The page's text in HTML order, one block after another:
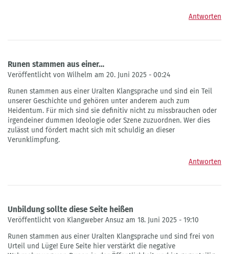
Antworten
Runen stammen aus einer…
Veröffentlicht von Wilhelm am 20. Juni 2025 - 00:24
Runen stammen aus einer Uralten Klangsprache und sind ein Teil
unserer Geschichte und gehören unter anderem auch zum
Heidentum. Für mich sind sie definitiv nicht zu missbrauchen oder
irgendeiner dummen Ideologie oder Szene zuzuordnen. Wer dies
zulässt und fördert macht sich mit schuldig an dieser
Verunklimpfung.
Antworten
Unbildung sollte diese Seite heißen
Veröffentlicht von Klangweber Ansuz am 18. Juni 2025 - 19:10
Runen stammen aus einer Uralten Klangsprache und sind frei von
Urteil und Lüge! Eure Seite hier verstärkt die negative